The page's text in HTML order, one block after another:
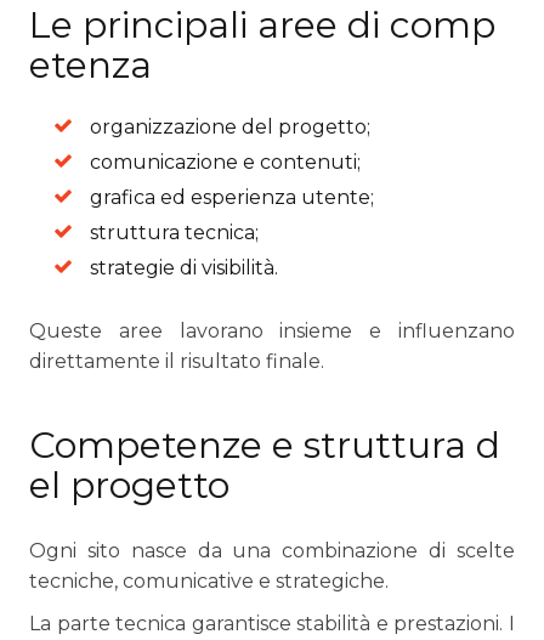
Le principali aree di comp
etenza
organizzazione del progetto;
comunicazione e contenuti;
grafica ed esperienza utente;
struttura tecnica;
strategie di visibilità.
Queste aree lavorano insieme e influenzano
direttamente il risultato finale.
Competenze e struttura d
el progetto
Ogni sito nasce da una combinazione di scelte
tecniche, comunicative e strategiche.
La parte tecnica garantisce stabilità e prestazioni. I